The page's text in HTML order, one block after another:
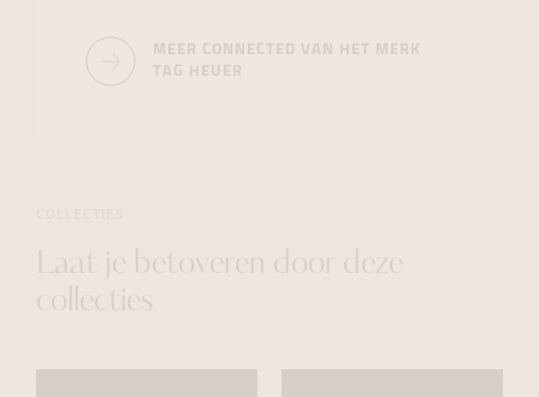
MEER CONNECTED VAN HET MERK
TAG HEUER
Laat je betoveren door deze
collecties